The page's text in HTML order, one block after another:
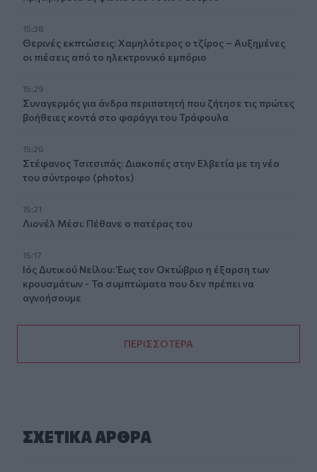
15:38
Θερινές εκπτώσεις: Χαμηλότερος ο τζίρος – Αυξημένες
οι πιέσεις από το ηλεκτρονικό εμπόριο
15:29
Συναγερμός για άνδρα περιπατητή που ζήτησε τις πρώτες
βοήθειες κοντά στο φαράγγι του Τράφουλα
15:26
Στέφανος Τσιτσιπάς: Διακοπές στην Ελβετία με τη νέα
του σύντροφο (photos)
15:21
Λιονέλ Μέσι: Πέθανε ο πατέρας του
15:17
Ιός Δυτικού Νείλου: Έως τον Οκτώβριο η έξαρση των
κρουσμάτων - Τα συμπτώματα που δεν πρέπει να
αγνοήσουμε
ΠΕΡΙΣΣΟΤΕΡΑ
ΣΧΕΤΙΚA AΡΘΡΑ